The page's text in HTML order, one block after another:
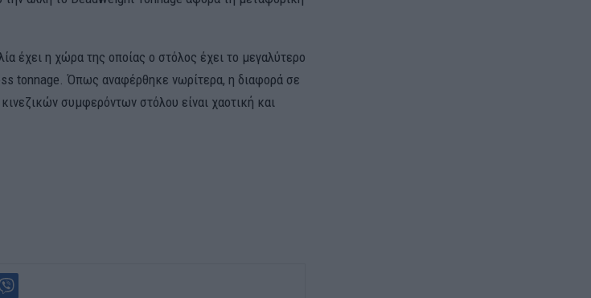
έχει η χώρα της οποίας ο στόλος έχει το μεγαλύτερο
tonnage. Όπως αναφέρθηκε νωρίτερα, η διαφορά σε
συμφερόντων στόλου είναι χαοτική και